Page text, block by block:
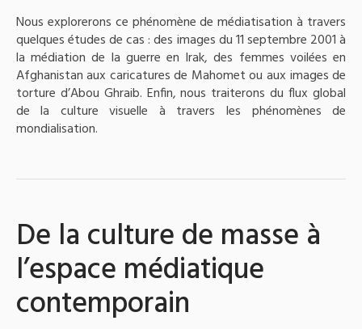
Nous explorerons ce phénomène de médiatisation à travers
quelques études de cas : des images du 11 septembre 2001 à
la médiation de la guerre en Irak, des femmes voilées en
Afghanistan aux caricatures de Mahomet ou aux images de
torture d’Abou Ghraib. Enfin, nous traiterons du flux global
de la culture visuelle à travers les phénomènes de
mondialisation.
De la culture de masse à
l’espace médiatique
contemporain